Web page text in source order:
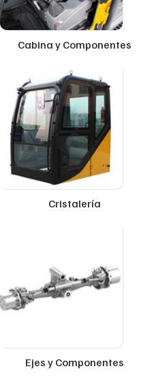
Cabina y Componentes
Cristalería
Ejes y Componentes